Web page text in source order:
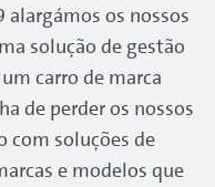
alargámos os nossos
solução de gestão
carro de marca
de perder os nossos
com soluções de
e modelos que